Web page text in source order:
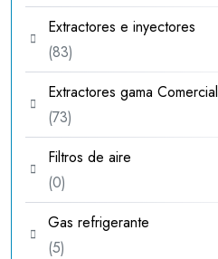
productos
Extractores e inyectores
8383
productos
Extractores gama Comercial
7373
productos
Filtros de aire
00
productos
Gas refrigerante
55